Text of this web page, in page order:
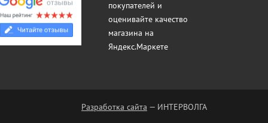
Разработка сайта — ИНТЕРВОЛГА